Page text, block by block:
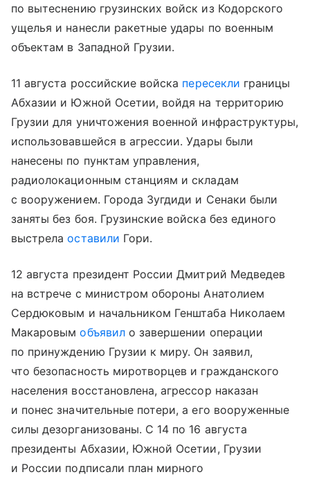
по вытеснению грузинских войск из Кодорского
ущелья и нанесли ракетные удары по военным
объектам в Западной Грузии.
11 августа российские войска пересекли границы
Абхазии и Южной Осетии, войдя на территорию
Грузии для уничтожения военной инфраструктуры,
использовавшейся в агрессии. Удары были
нанесены по пунктам управления,
радиолокационным станциям и складам
с вооружением. Города Зугдиди и Сенаки были
заняты без боя. Грузинские войска без единого
выстрелаоставили Гори.
12 августа президент России Дмитрий Медведев
на встрече с министром обороны Анатолием
Сердюковым и начальником Генштаба Николаем
Макаровымобъявило завершении операции
по принуждению Грузии к миру. Он заявил,
что безопасность миротворцев и гражданского
населения восстановлена, агрессор наказан
и понес значительные потери, а его вооруженные
силы дезорганизованы. С 14 по 16 августа
президенты Абхазии, Южной Осетии, Грузии
и России подписали план мирного